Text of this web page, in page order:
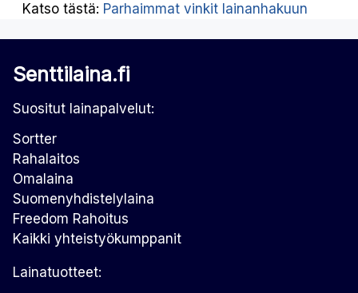
Katso tästä: Parhaimmat vinkit lainanhakuun
Senttilaina.fi
Suositut lainapalvelut:
Sortter
Rahalaitos
Omalaina
Suomenyhdistelylaina
Freedom Rahoitus
Kaikki yhteistyökumppanit
Lainatuotteet: